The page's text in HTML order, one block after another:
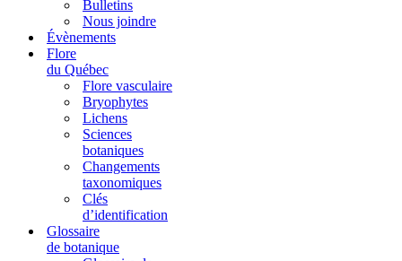
Bulletins
Nous joindre
Évènements
Flore
du Québec
Flore vasculaire
Bryophytes
Lichens
Sciences
botaniques
Changements
taxonomiques
Clés
d’identification
Glossaire
de botanique